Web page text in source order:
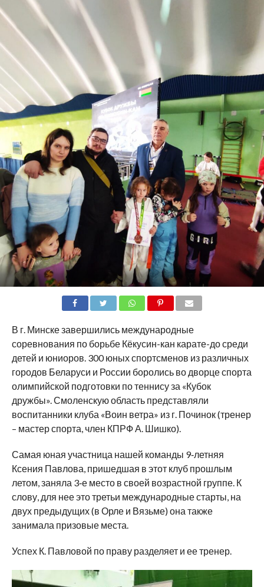
В г. Минске завершились международные
соревнования по борьбе Кёкусин-кан карате-до среди
детей и юниоров. 300 юных спортсменов из различных
городов Беларуси и России боролись во дворце спорта
олимпийской подготовки по теннису за «Кубок
дружбы». Смоленскую область представляли
воспитанники клуба «Воин ветра» из г. Починок (тренер
– мастер спорта, член КПРФ А. Шишко).
Самая юная участница нашей команды 9‑летняя
Ксения Павлова, пришедшая в этот клуб прошлым
летом, заняла 3‑е место в своей возрастной группе. К
слову, для нее это третьи международные старты, на
двух предыдущих (в Орле и Вязьме) она также
занимала призовые места.
Успех К. Павловой по праву разделяет и ее тренер.